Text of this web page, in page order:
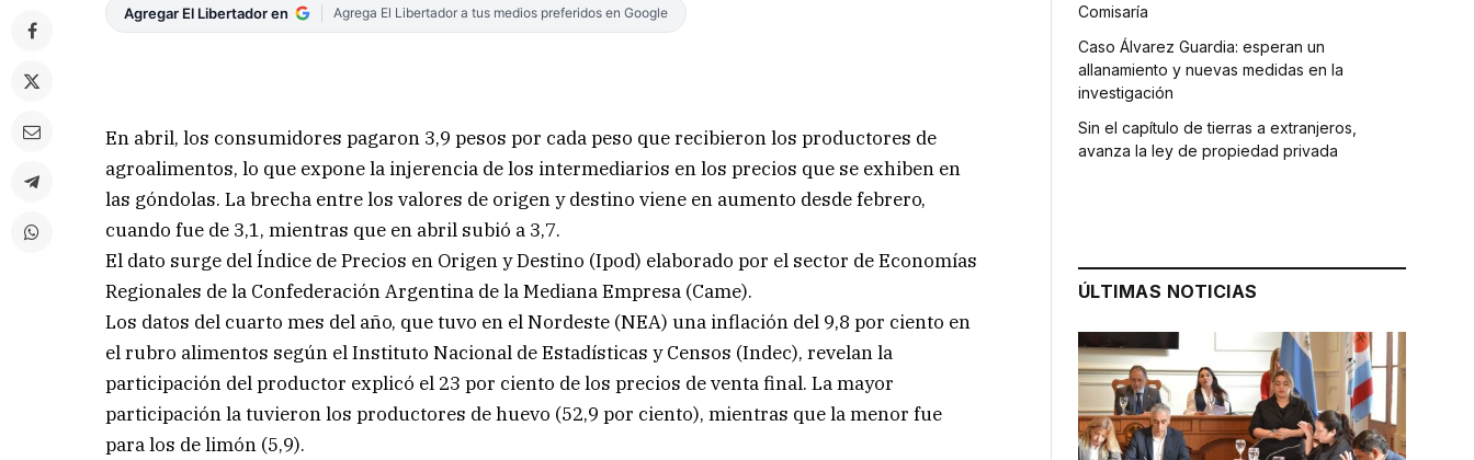
Agregar El Libertador en Agrega El Libertador a tus medios preferidos en Google
En abril, los consumidores pagaron 3,9 pesos por cada peso que recibieron los productores de
agroalimentos, lo que expone la injerencia de los intermediarios en los precios que se exhiben en
las góndolas. La brecha entre los valores de origen y destino viene en aumento desde febrero,
cuando fue de 3,1, mientras que en abril subió a 3,7.
El dato surge del Índice de Precios en Origen y Destino (Ipod) elaborado por el sector de Economías
Regionales de la Confederación Argentina de la Mediana Empresa (Came).
Los datos del cuarto mes del año, que tuvo en el Nordeste (NEA) una inflación del 9,8 por ciento en
el rubro alimentos según el Instituto Nacional de Estadísticas y Censos (Indec), revelan la
participación del productor explicó el 23 por ciento de los precios de venta final. La mayor
participación la tuvieron los productores de huevo (52,9 por ciento), mientras que la menor fue
para los de limón (5,9).
Comisaría
Caso Álvarez Guardia: esperan un
allanamiento y nuevas medidas en la
investigación
Sin el capítulo de tierras a extranjeros,
avanza la ley de propiedad privada
ÚLTIMAS NOTICIAS